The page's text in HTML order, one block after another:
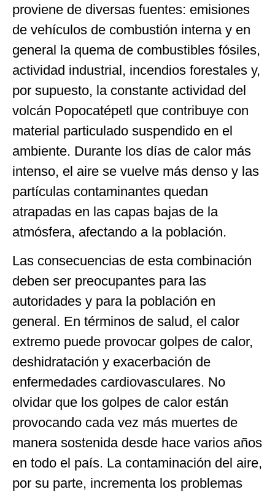
proviene de diversas fuentes: emisiones
de vehículos de combustión interna y en
general la quema de combustibles fósiles,
actividad industrial, incendios forestales y,
por supuesto, la constante actividad del
volcán Popocatépetl que contribuye con
material particulado suspendido en el
ambiente. Durante los días de calor más
intenso, el aire se vuelve más denso y las
partículas contaminantes quedan
atrapadas en las capas bajas de la
atmósfera, afectando a la población.
Las consecuencias de esta combinación
deben ser preocupantes para las
autoridades y para la población en
general. En términos de salud, el calor
extremo puede provocar golpes de calor,
deshidratación y exacerbación de
enfermedades cardiovasculares. No
olvidar que los golpes de calor están
provocando cada vez más muertes de
manera sostenida desde hace varios años
en todo el país. La contaminación del aire,
por su parte, incrementa los problemas